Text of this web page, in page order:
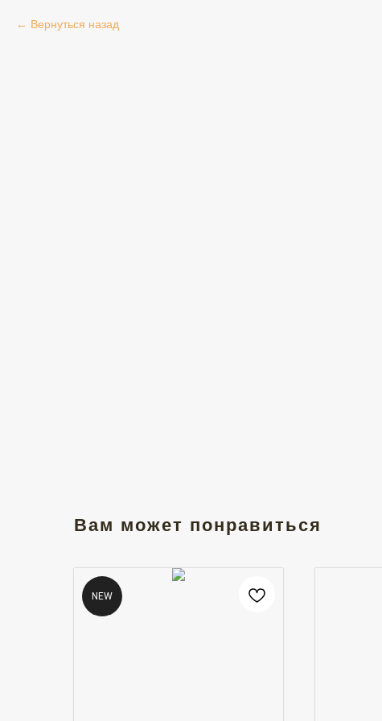
Вернуться назад
Вам может понравиться
NEW